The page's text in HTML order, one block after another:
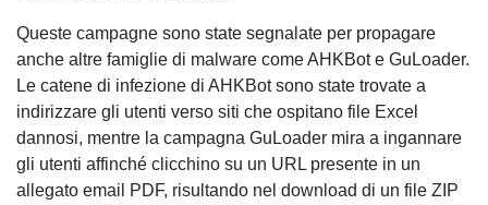
Queste campagne sono state segnalate per propagare
anche altre famiglie di malware come AHKBot e GuLoader.
Le catene di infezione di AHKBot sono state trovate a
indirizzare gli utenti verso siti che ospitano file Excel
dannosi, mentre la campagna GuLoader mira a ingannare
gli utenti affinché clicchino su un URL presente in un
allegato email PDF, risultando nel download di un file ZIP